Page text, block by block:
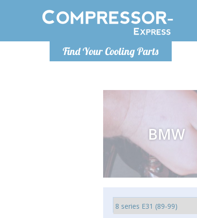
Find Your Cooling Parts
BMW